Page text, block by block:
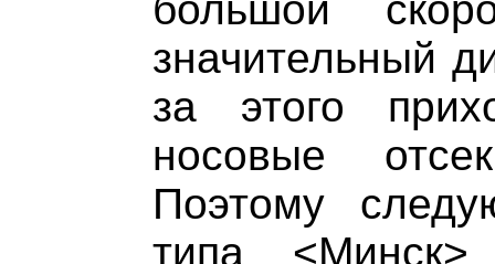
большой
значительный
за этого
носовые
Поэтому
типа